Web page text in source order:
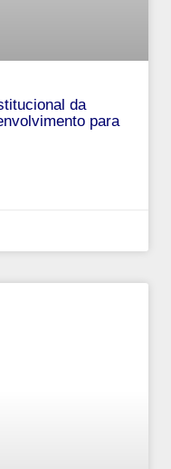
da
para